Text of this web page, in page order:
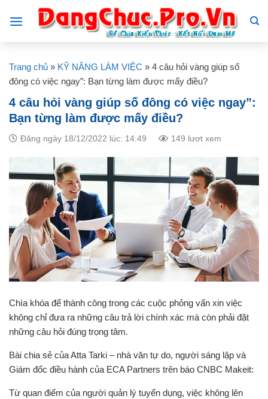
Trang chủ » KỸ NĂNG LÀM VIỆC » 4 câu hỏi vàng giúp số
đông có việc ngay”: Bạn từng làm được mấy điều?
4 câu hỏi vàng giúp số đông có việc ngay”:
Bạn từng làm được mấy điều?
Đăng ngày 18/12/2022 lúc: 14:49 149 lượt xem
Chìa khóa để thành công trong các cuộc phỏng vấn xin việc
không chỉ đưa ra những câu trả lời chính xác mà còn phải đặt
những câu hỏi đúng trọng tâm.
Bài chia sẻ của Atta Tarki – nhà văn tự do, người sáng lập và
Giám đốc điều hành của ECA Partners trên báo CNBC Makeit:
Từ quan điểm của người quản lý tuyển dụng, việc không lên